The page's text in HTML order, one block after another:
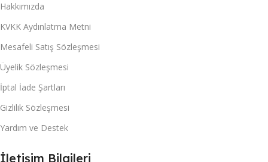
Hakkımızda
KVKK Aydınlatma Metni
Mesafeli Satış Sözleşmesi
Üyelik Sözleşmesi
İptal İade Şartları
Gizlilik Sözleşmesi
Yardım ve Destek
İletişim Bilgileri